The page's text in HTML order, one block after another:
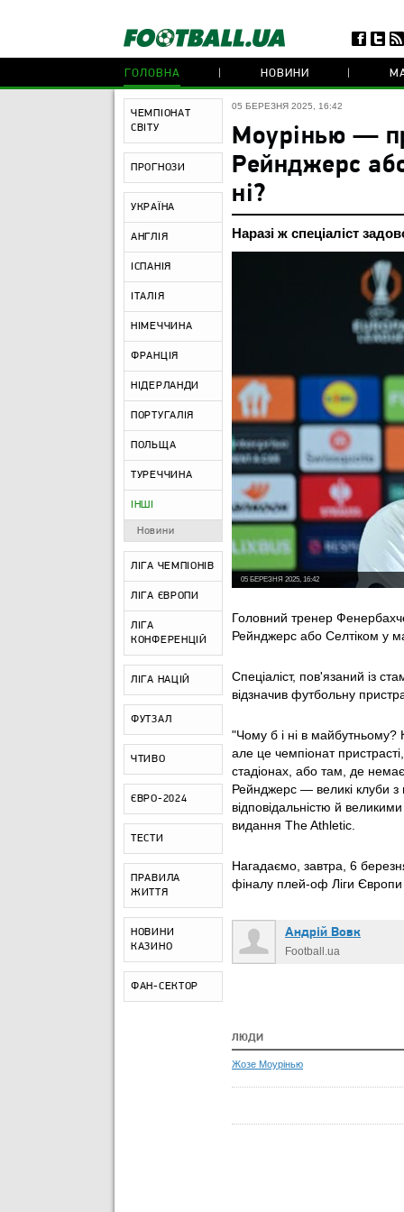
ГОЛОВНА НОВИНИ
ЧЕМПІОНАТ
СВІТУ
ПРОГНОЗИ
УКРАЇНА
АНГЛІЯ
ІСПАНІЯ
ІТАЛІЯ
НІМЕЧЧИНА
ФРАНЦІЯ
НІДЕРЛАНДИ
ПОРТУГАЛІЯ
ПОЛЬЩА
ТУРЕЧЧИНА
ІНШІ
Новини
ЛІГА ЧЕМПІОНІВ
ЛІГА ЄВРОПИ
ЛІГА
КОНФЕРЕНЦІЙ
ЛІГА НАЦІЙ
ФУТЗАЛ
ЧТИВО
ЄВРО-2024
ТЕСТИ
ПРАВИЛА
ЖИТТЯ
НОВИНИ
КАЗИНО
ФАН-СЕКТОР
05 БЕРЕЗНЯ 2025, 16:42
Моурінью —
Рейнджерс
ні?
Наразі ж спеціаліст
05 БЕРЕЗНЯ 2025, 16:42
Головний тренер
Рейнджерс або Селтіком у
Спеціаліст, пов'язаний із
відзначив футбольну
"Чому б і ні в
але це чемпіонат
стадіонах, або там, де
Рейнджерс — великі клуби з
відповідальністю й
видання The Athletic.
Нагадаємо, завтра, 6
фіналу плей-оф Ліги
Андрій Вовк
Football.ua
ЛЮДИ
Жозе Моурінью